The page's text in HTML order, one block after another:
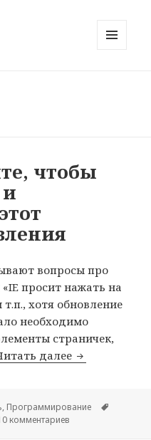
чтобы
вопросы про
просит нажать на
хотя обновление
необходимо
страничек,
далее Flash:
, Программирование
комментариев